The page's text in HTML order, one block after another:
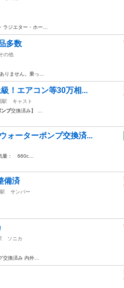
ラジエター・ホー…
多数
の他
りません。乗っ…
！エアコン等30万相...
駅
キャスト
ンプ交換済み】 …
ォーターポンプ交換済...
量： 660c…
備済
サンバー
ソニカ
交換済み 内外…